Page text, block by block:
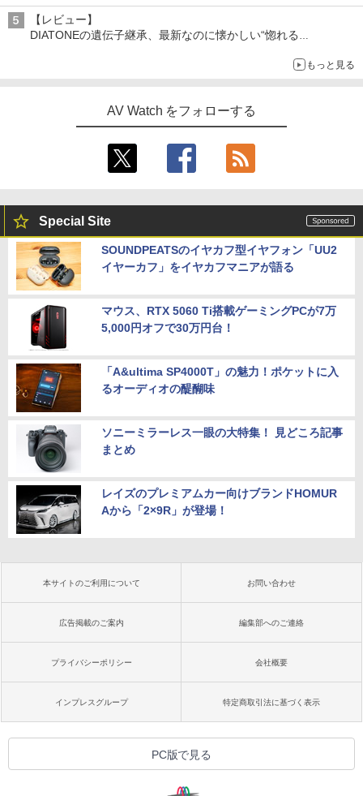
【レビュー】
DIATONEの遺伝子継承、最新なのに懐かしい“惚れる
もっと見る
AV Watch をフォローする
Special Site
SOUNDPEATSのイヤカフ型イヤフォン「UU2
イヤーカフ」をイヤカフマニアが語る
マウス、RTX 5060 Ti搭載ゲーミングPCが7万
5,000円オフで30万円台！
「A&ultima SP4000T」の魅力！ポケットに入
るオーディオの醍醐味
ソニーミラーレス一眼の大特集！ 見どころ記事
まとめ
レイズのプレミアムカー向けブランドHOMUR
Aから「2×9R」が登場！
本サイトのご利用について お問い合わせ
広告掲載のご案内 編集部へのご連絡
プライバシーポリシー 会社概要
インプレスグループ 特定商取引法に基づく表示
PC版で見る